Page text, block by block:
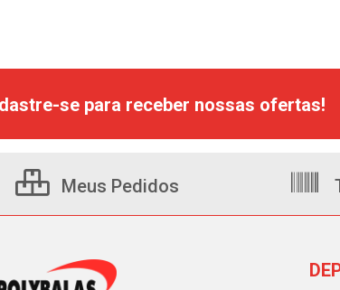
se para receber nossas ofertas!
Meus Pedidos